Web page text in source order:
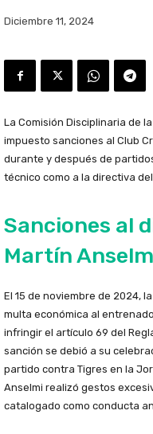
Diciembre 11, 2024
La Comisión Disciplinaria de
impuesto sanciones al Club
durante y después de
técnico como a la directiva
Sanciones al
Martín
El 15 de noviembre de 2024,
multa económica al
infringir el artículo 69 del
sanción se debió a su
partido contra Tigres en la
Anselmi realizó gestos
catalogado como conducta